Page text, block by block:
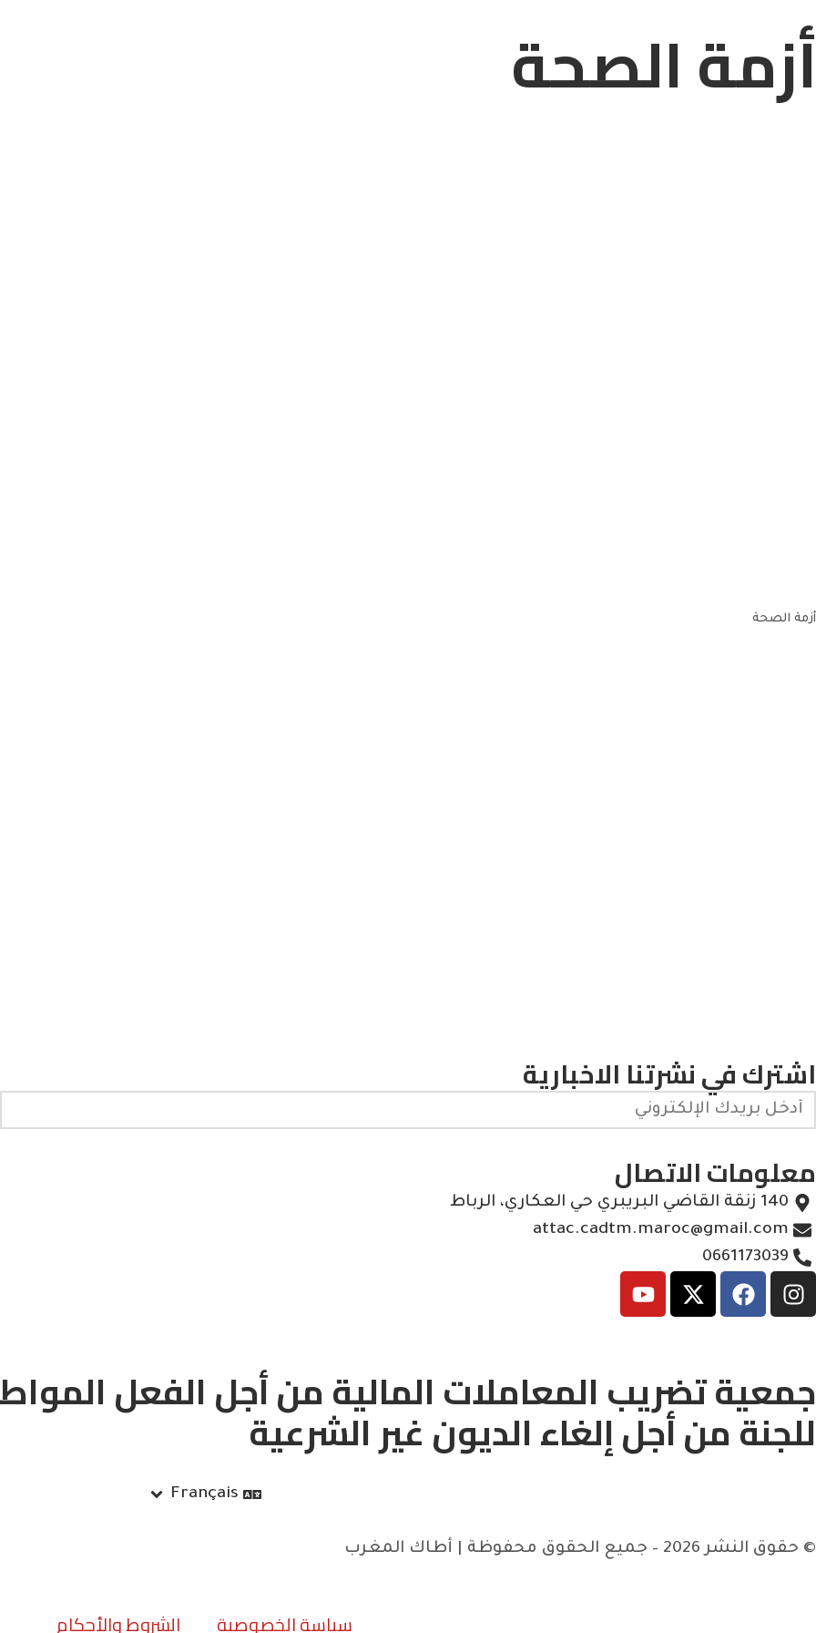
أزمة الصحة
أزمة الصحة
اشترك في نشرتنا الاخبارية
معلومات الاتصال
140 زنقة القاضي البريبري حي العكاري، الرباط
attac.cadtm.maroc@gmail.com
0661173039
جمعية تضريب المعاملات المالية من أجل الفعل
للجنة من أجل إلغاء الديون غير الشرعية
Français
© حقوق النشر 2026 – جميع الحقوق محفوظة | أطاك المغرب
سياسة الخصوصية الشروط والأحكام